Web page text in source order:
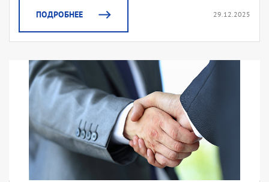
ПОДРОБНЕЕ 29.12.2025